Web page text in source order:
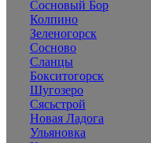
Сосновый Бор
Колпино
Зеленогорск
Сосново
Сланцы
Бокситогорск
Шугозеро
Сясьстрой
Новая Ладога
Ульяновка